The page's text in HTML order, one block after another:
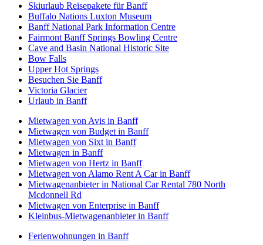
Skiurlaub Reisepakete für Banff
Buffalo Nations Luxton Museum
Banff National Park Information Centre
Fairmont Banff Springs Bowling Centre
Cave and Basin National Historic Site
Bow Falls
Upper Hot Springs
Besuchen Sie Banff
Victoria Glacier
Urlaub in Banff
Mietwagen von Avis in Banff
Mietwagen von Budget in Banff
Mietwagen von Sixt in Banff
Mietwagen in Banff
Mietwagen von Hertz in Banff
Mietwagen von Alamo Rent A Car in Banff
Mietwagenanbieter in National Car Rental 780 North
Mcdonnell Rd
Mietwagen von Enterprise in Banff
Kleinbus-Mietwagenanbieter in Banff
Ferienwohnungen in Banff